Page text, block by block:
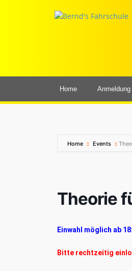
Home Anmeldung
Home Events
Theorie
Einwahl möglich ab
Bitte rechtzeitig